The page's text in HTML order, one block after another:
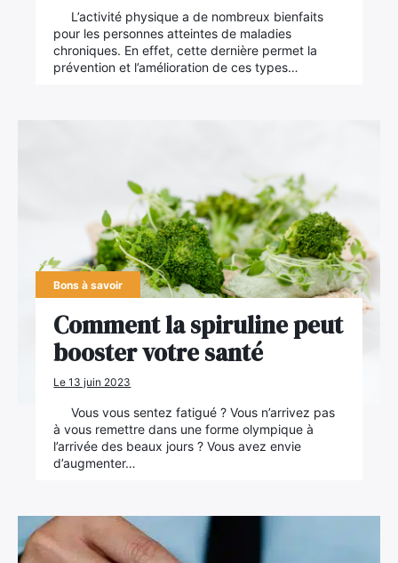
L’activité physique a de nombreux bienfaits
pour les personnes atteintes de maladies
chroniques. En effet, cette dernière permet la
prévention et l’amélioration de ces types…
Bons à savoir
Comment la spiruline peut
booster votre santé
Le 13 juin 2023
Vous vous sentez fatigué ? Vous n’arrivez pas
à vous remettre dans une forme olympique à
l’arrivée des beaux jours ? Vous avez envie
d’augmenter…